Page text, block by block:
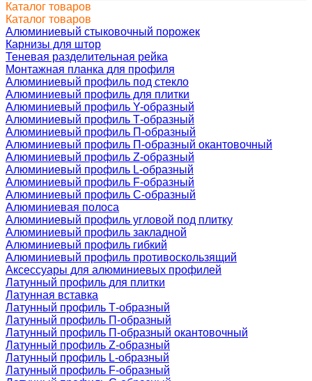
Каталог товаров
Каталог товаров
Алюминиевый стыковочный порожек
Карнизы для штор
Теневая разделительная рейка
Монтажная планка для профиля
Алюминиевый профиль под стекло
Алюминиевый профиль для плитки
Алюминиевый профиль Y-образный
Алюминиевый профиль Т-образный
Алюминиевый профиль П-образный
Алюминиевый профиль П-образный окантовочный
Алюминиевый профиль Z-образный
Алюминиевый профиль L-образный
Алюминиевый профиль F-образный
Алюминиевый профиль C-образный
Алюминиевая полоса
Алюминиевый профиль угловой под плитку
Алюминиевый профиль закладной
Алюминиевый профиль гибкий
Алюминиевый профиль противоскользящий
Аксессуары для алюминиевых профилей
Латунный профиль для плитки
Латунная вставка
Латунный профиль Т-образный
Латунный профиль П-образный
Латунный профиль П-образный окантовочный
Латунный профиль Z-образный
Латунный профиль L-образный
Латунный профиль F-образный